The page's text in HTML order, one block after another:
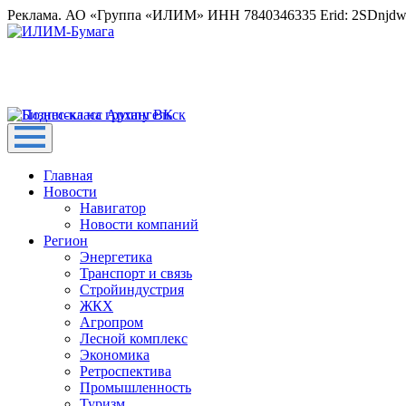
Реклама. АО «Группа «ИЛИМ» ИНН 7840346335 Erid:
Главная
Новости
Навигатор
Новости компаний
Регион
Энергетика
Транспорт и связь
Стройиндустрия
ЖКХ
Агропром
Лесной комплекс
Экономика
Ретроспектива
Промышленность